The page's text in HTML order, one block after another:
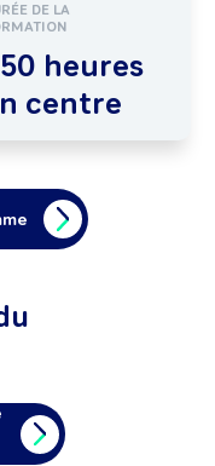
DE LA
heures
centre